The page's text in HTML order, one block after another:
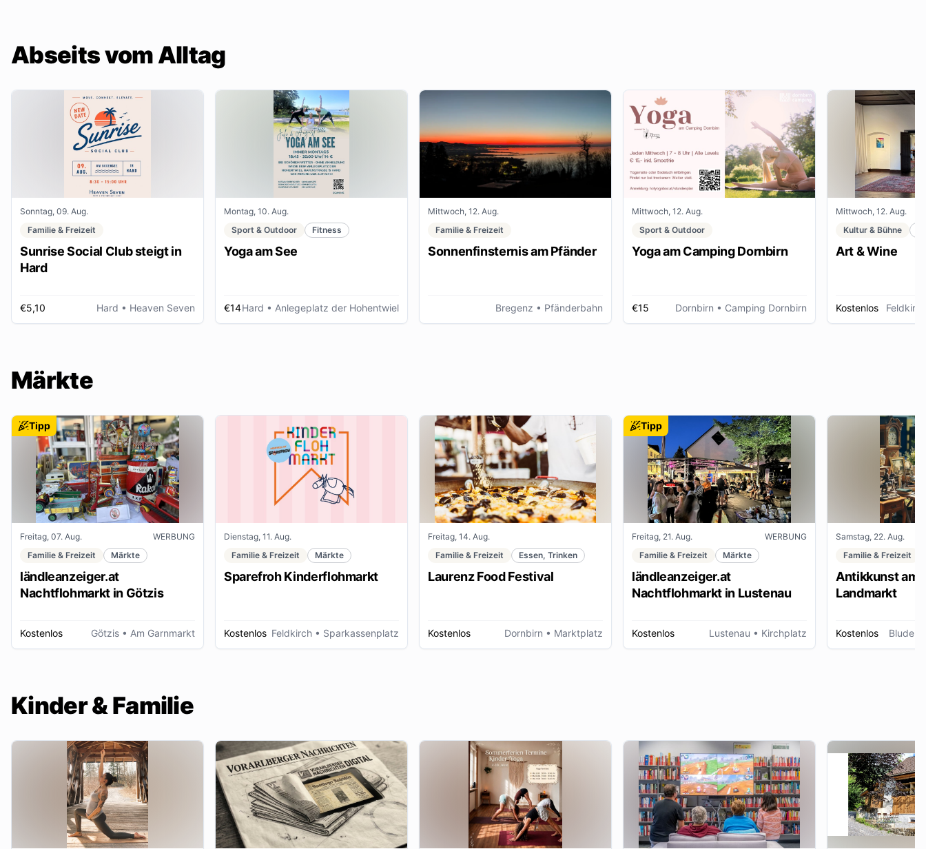
Abseits vom Alltag
Sonntag, 09. Aug.
Familie & Freizeit
Sunrise Social Club steigt in
Hard
€5,10 Hard • Heaven Seven
Montag, 10. Aug.
Sport & Outdoor
Fitness
Yoga am See
€14Hard • Anlegeplatz der Hohentwiel
Mittwoch, 12. Aug.
Familie & Freizeit
Sonnenfinsternis am Pfänder
Bregenz • Pfänderbahn
Mittwoch, 12. Aug.
Sport & Outdoor
Yoga am Camping Dornbirn
€15 Dornbirn • Camping Dornbirn
Mittwoch, 12. Aug.
Kultur & Bühne
Art & Wine
Kostenlos Feldkirch
Märkte
Tipp
Freitag, 07. Aug.
WERBUNG
Familie & Freizeit
Märkte
ländleanzeiger.at
Nachtflohmarkt in Götzis
Kostenlos Götzis • Am Garnmarkt
Dienstag, 11. Aug.
Familie & Freizeit
Märkte
Sparefroh Kinderflohmarkt
Kostenlos Feldkirch • Sparkassenplatz
Freitag, 14. Aug.
Familie & Freizeit
Essen, Trinken
Laurenz Food Festival
Kostenlos Dornbirn • Marktplatz
Tipp
Freitag, 21. Aug.
WERBUNG
Familie & Freizeit
Märkte
ländleanzeiger.at
Nachtflohmarkt in Lustenau
Kostenlos Lustenau • Kirchplatz
Samstag, 22. Aug.
Familie & Freizeit
Antikkunst am
Landmarkt
Kostenlos Bludenz
Kinder & Familie